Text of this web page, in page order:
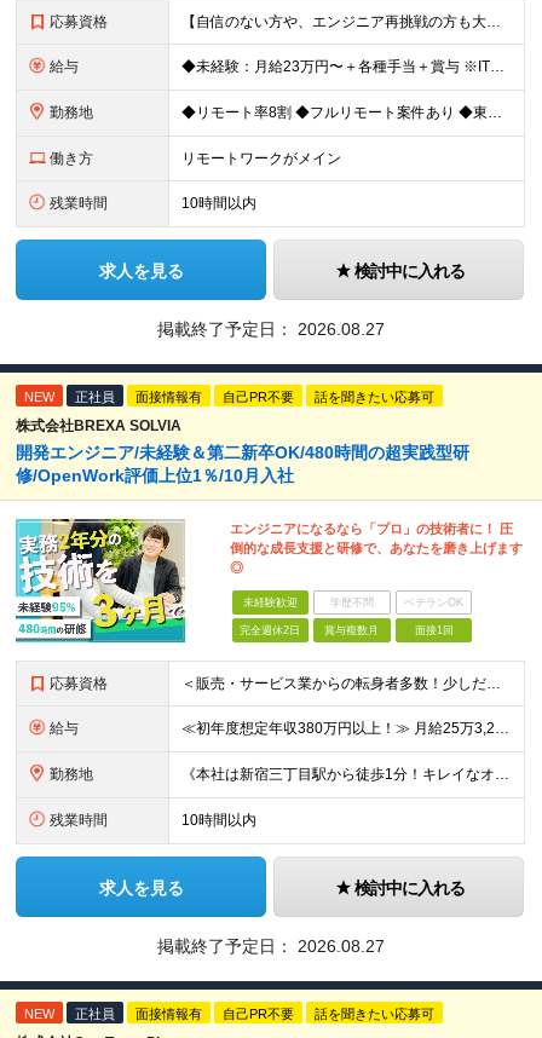
応募資格 【自信のない方や、エンジニア再挑戦の方も大歓迎！】 ◆未経験OK ◆学歴不問 ◆社会人経験がある方 ★求める人物像： ・無理のないペースで末永く活躍したい方 ・周囲と協力しながら素直にコミュニケー
給与 ◆未経験：月給23万円〜＋各種手当＋賞与 ※IT業界経験なし ◆微経験：月給25万円〜＋各種手当＋賞与 ※IT業界経験1年以上を想定 ◆経験者：月給35万円〜70万円＋各種手当＋賞与 ※IT業界経験3
勤務地 ◆リモート率8割 ◆フルリモート案件あり ◆東京都、神奈川県、千葉県、埼玉県の各プロジェクト先 ＊ご自宅からのアクセス・通勤時間を最大限に考慮してアサインします。 ＊現在エンジニアの8割がフルリモー
働き方 リモートワークがメイン
残業時間 10時間以内
求人を見る 検討中に入れる
掲載終了予定日： 2026.08.27
NEW 正社員 面接情報有 自己PR不要 話を聞きたい応募可
株式会社BREXA SOLVIA
開発エンジニア/未経験＆第二新卒OK/480時間の超実践型研
修/OpenWork評価上位1％/10月入社
エンジニアになるなら「プロ」の技術者に！ 圧
倒的な成長支援と研修で、あなたを磨き上げます
◎
未経験歓迎 学歴不問 ベテランOK
完全週休2日 賞与複数月 面接1回
応募資格 ＜販売・サービス業からの転身者多数！少しだけ興味がある！話だけ聞いてみたい！…そんな方でも歓迎♪まずはお会いするところから始めましょう◎＞ ◆年齢30歳まで（若年層の長期キャリア形成のため） ◆大卒以
給与 ≪初年度想定年収380万円以上！≫ 月給25万3,220円～＋賞与年2回 ※上記金額には月20時間分(3万4,220円～)の見込み残業代を含み、超過した分は別途全額支給します。 ※経験やスキルを考慮
勤務地 《本社は新宿三丁目駅から徒歩1分！キレイなオフィスです！》 【本社】 東京都新宿区新宿4-3-25 TOKYU REIT新宿ビル8F 【ラーニングセンター】 東京都渋谷区千駄ヶ谷5-32-10 南新
残業時間 10時間以内
求人を見る 検討中に入れる
掲載終了予定日： 2026.08.27
NEW 正社員 面接情報有 自己PR不要 話を聞きたい応募可